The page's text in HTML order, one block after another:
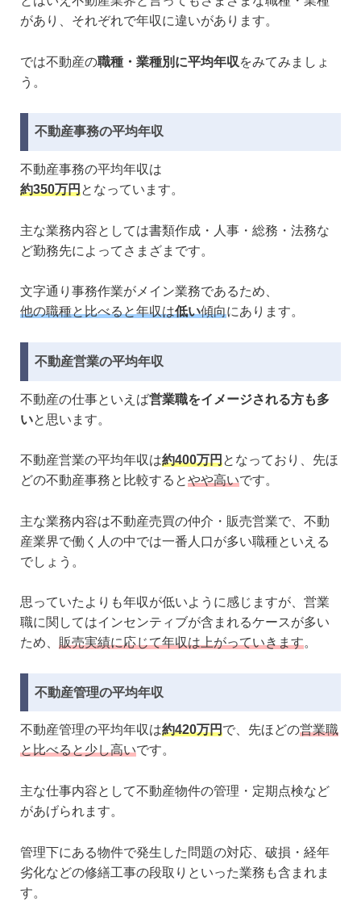
があり、それぞれで年収に違いがあります。
では不動産の職種・業種別に平均年収 をみてみましょ
う。
不動産事務の平均年収
不動産事務の平均年収は
約350万円となっています。
主な業務内容としては書類作成・人事・総務・法務な
ど勤務先によってさまざまです。
文字通り事務作業がメイン業務であるため、
他の職種と比べると年収は低い傾向にあります。
不動産営業の平均年収
不動産の仕事といえば営業職をイメージされる方も多
いと思います。
不動産営業の平均年収は約400万円となっており、先ほ
どの不動産事務と比較するとやや高いです。
主な業務内容は不動産売買の仲介・販売営業で、不動
産業界で働く人の中では一番人口が多い職種といえる
でしょう。
思っていたよりも年収が低いように感じますが、営業
職に関してはインセンティブが含まれるケースが多い
ため、 販売実績に応じて年収は上がっていきます。
不動産管理の平均年収
不動産管理の平均年収は約420万円で、先ほどの営業職
と比べると少し高いです。
主な仕事内容として不動産物件の管理・定期点検など
があげられます。
管理下にある物件で発生した問題の対応、破損・経年
劣化などの修繕工事の段取りといった業務も含まれま
す。